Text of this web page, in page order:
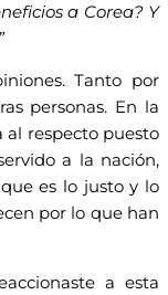
a Corea? Y
Tanto por
personas. En la
al respecto puesto
a la nación,
es lo justo y lo
por lo que han
a esta